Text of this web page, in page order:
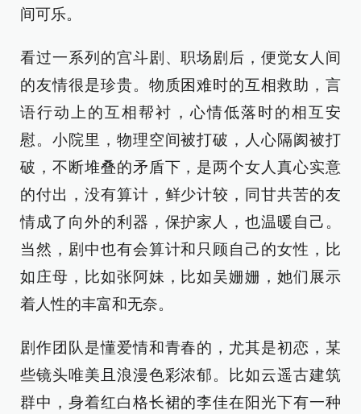
间可乐。
看过一系列的宫斗剧、职场剧后，便觉女人间
的友情很是珍贵。物质困难时的互相救助，言
语行动上的互相帮衬，心情低落时的相互安
慰。小院里，物理空间被打破，人心隔阂被打
破，不断堆叠的矛盾下，是两个女人真心实意
的付出，没有算计，鲜少计较，同甘共苦的友
情成了向外的利器，保护家人，也温暖自己。
当然，剧中也有会算计和只顾自己的女性，比
如庄母，比如张阿妹，比如吴姗姗，她们展示
着人性的丰富和无奈。
剧作团队是懂爱情和青春的，尤其是初恋，某
些镜头唯美且浪漫色彩浓郁。比如云遥古建筑
群中，身着红白格长裙的李佳在阳光下有一种